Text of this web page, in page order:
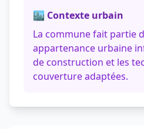
🏙️ Contexte urbain
La commune fait partie
appartenance urbaine
de construction et les
couverture adaptées.